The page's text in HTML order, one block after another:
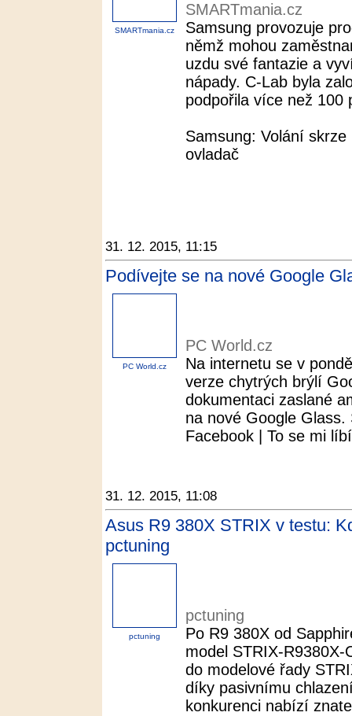
SMARTmania.cz
SMARTmania.cz
Samsung provozuje
němž mohou
uzdu své fantazie a
nápady. C-Lab byla
podpořila více než 100
Samsung: Volání
ovladač
31. 12. 2015, 11:15
Podívejte se na nové Google
PC World.cz
PC World.cz
Na internetu se v
verze chytrých brýlí
dokumentaci zaslané
na nové Google
Facebook | To se mi
31. 12. 2015, 11:08
Asus R9 380X STRIX v testu:
pctuning
pctuning
pctuning
Po R9 380X od
model STRIX-
do modelové řady
díky pasivnímu
konkurenci nabízí